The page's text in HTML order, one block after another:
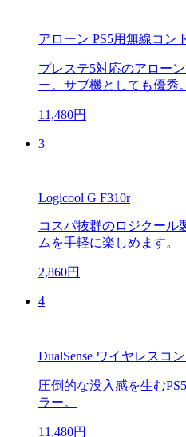
アローン PS5用無線コン
プレステ5対応のアロー
ー。サブ機としても優秀。
11,480円
3
Logicool G F310r
コスパ抜群のロジクール
ムを手軽に楽しめます。
2,860円
4
DualSense ワイヤレスコ
圧倒的な没入感を生む
ラー。
11,480円